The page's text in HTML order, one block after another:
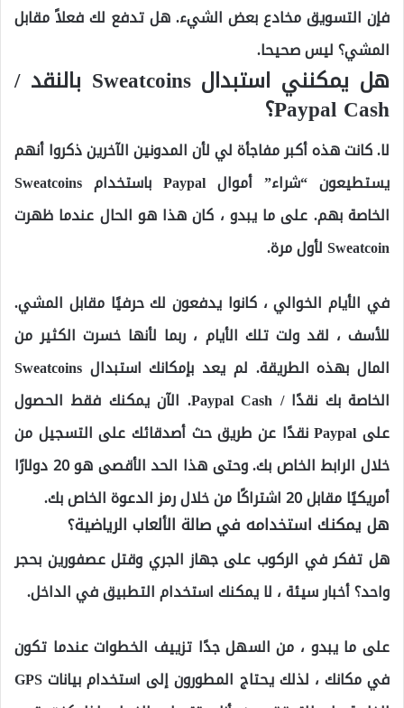
فإن التسويق مخادع بعض الشيء. هل تدفع لك فعلاً مقابل
المشي؟ ليس صحيحا.
هل يمكنني استبدال Sweatcoins بالنقد /
Paypal Cash؟
لا. كانت هذه أكبر مفاجأة لي لأن المدونين الآخرين ذكروا أنهم
يستطيعون “شراء” أموال Paypal باستخدام Sweatcoins
الخاصة بهم. على ما يبدو ، كان هذا هو الحال عندما ظهرت
Sweatcoin لأول مرة.
في الأيام الخوالي ، كانوا يدفعون لك حرفيًا مقابل المشي.
للأسف ، لقد ولت تلك الأيام ، ربما لأنها خسرت الكثير من
المال بهذه الطريقة. لم يعد بإمكانك استبدال Sweatcoins
الخاصة بك نقدًا / Paypal Cash. الآن يمكنك فقط الحصول
على Paypal نقدًا عن طريق حث أصدقائك على التسجيل من
خلال الرابط الخاص بك. وحتى هذا الحد الأقصى هو 20 دولارًا
أمريكيًا مقابل 20 اشتراكًا من خلال رمز الدعوة الخاص بك.
هل يمكنك استخدامه في صالة الألعاب الرياضية؟
هل تفكر في الركوب على جهاز الجري وقتل عصفورين بحجر
واحد؟ أخبار سيئة ، لا يمكنك استخدام التطبيق في الداخل.
على ما يبدو ، من السهل جدًا تزييف الخطوات عندما تكون
في مكانك ، لذلك يحتاج المطورون إلى استخدام بيانات GPS